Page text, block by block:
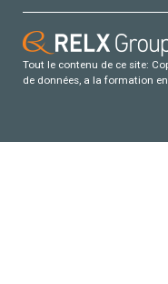
Tout le contenu de ce site:
de données, a la formation